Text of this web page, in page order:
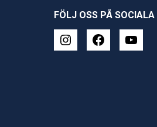
FÖLJ OSS PÅ SOCIALA